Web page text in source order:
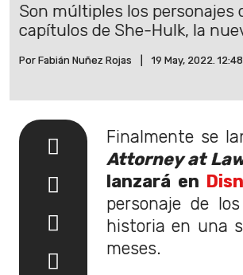
Son múltiples los personajes
capítulos de She-Hulk, la
Por Fabián Nuñez Rojas 19 May, 2022.
Finalmente se
Attorney at
lanzará en
personaje de
historia en una
meses.